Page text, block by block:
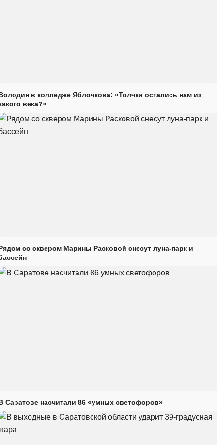
в колледже Яблочкова: «Толчки остались нам из
века?»
со сквером Марины Расковой снесут луна-парк и
Саратове насчитали 86 «умных светофоров»